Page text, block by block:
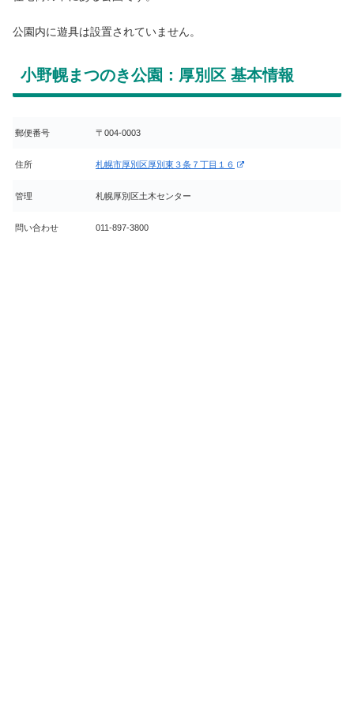
公園内に遊具は設置されていません。
小野幌まつのき公園：厚別区 基本情報
郵便番号 〒004-0003
住所 札幌市厚別区厚別東３条７丁目１６
管理 札幌厚別区土木センター
問い合わせ 011-897-3800